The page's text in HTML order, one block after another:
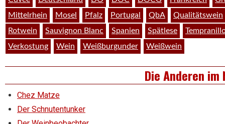
Mittelrhein
Mosel Pfalz Portugal QbA
Qualitätswein
Rotwein
Sauvignon Blanc Spanien Spätlese
Verkostung
Wein Weißburgunder Weißwein
Die Anderen im
Chez Matze
Der Schnutentunker